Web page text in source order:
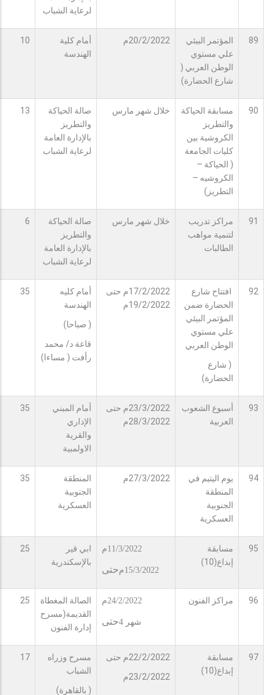
لرعاية الشباب
89
المؤتمر البيئي
علي مستوي
الوطن العربي (
شارع الحضارة)
20/2/2022م
أمام كلية
الهندسة
10
90
مسابقة الحياكة
والتطريز
الكروشية بين
كليات الجامعة
( الحياكة –
الكروشيه –
التطريز)
خلال شهر مارس
صالة الحياكة
والتطريز
بالإدارة العامة
لرعاية الشباب
13
91
مراكز تدريب
لتنمية مواهب
الطالبات
خلال شهر مارس
صالة الحياكة
والتطريز
بالإدارة العامة
لرعاية الشباب
6
92
افتتاح شارع
الحضارة ضمن
المؤتمر البيئي
علي مستوي
الوطن العربي
( شارع
الحضارة)
17/2/2022م حتى
19/2/2022م
أمام كليه
الهندسة
( صباحا)
قاعة د/ محمد
رأفت ( مساءا)
35
93
أسبوع الشعوب
العربية
23/3/2022م حتى
28/3/2022م
أمام المبني
الإداري
والقرية
الاولمبية
35
94
يوم اليتيم في
المنطقة
الجنوبية
العسكرية
27/3/2022م
المنطقة
الجنوبية
العسكرية
35
95
مسابقة
إبداع(10)
11/3/2022م
حتى 15/3/2022م
ابي قير
بالإسكندرية
25
96 مراكز الفنون 24/2/2022م
حتى شهر 4
الصالة المغطاة
القديمة(مسرح
إدارة الفنون
25
97
مسابقة
إبداع(10)
22/2/2022م حتى
23/2/2022م
مسرح وزراه
الشباب
( بالقاهرة)
17